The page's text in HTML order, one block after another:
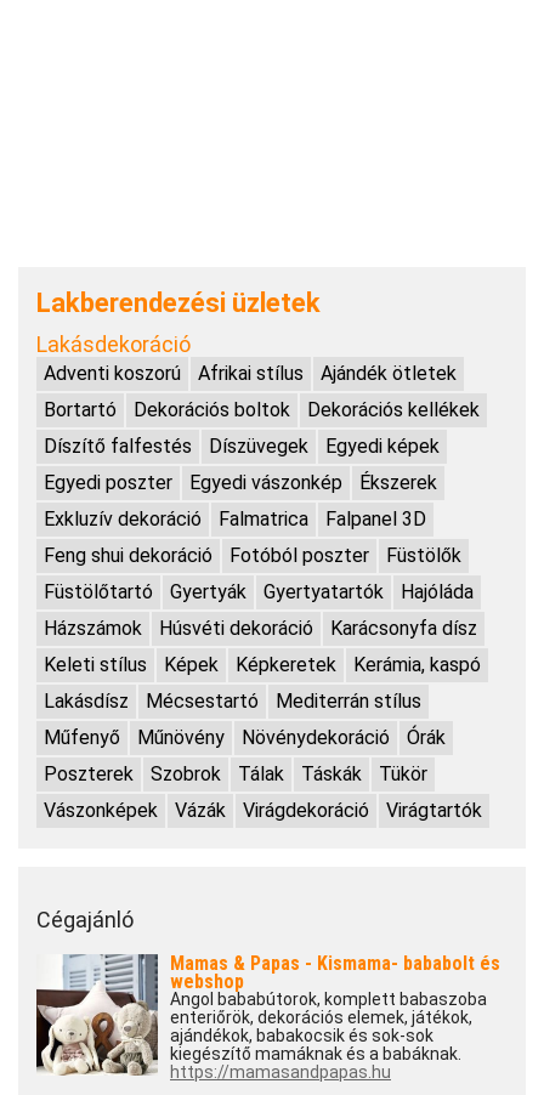
Lakberendezési üzletek
Lakásdekoráció
Adventi koszorú Afrikai stílus
Ajándék ötletek
Bortartó
Dekorációs boltok
Dekorációs kellékek
Díszítő falfestés
Díszüvegek
Egyedi képek
Egyedi poszter
Egyedi vászonkép
Ékszerek
Exkluzív dekoráció
Falmatrica
Falpanel 3D
Feng shui dekoráció
Fotóból poszter
Füstölők
Füstölőtartó
Gyertyák Gyertyatartók
Hajóláda
Házszámok
Húsvéti dekoráció
Karácsonyfa dísz
Keleti stílus
Képek Képkeretek
Kerámia, kaspó
Lakásdísz
Mécsestartó
Mediterrán stílus
Műfenyő
Műnövény Növénydekoráció
Órák
Poszterek
Szobrok Tálak Táskák
Tükör
Vászonképek
Vázák Virágdekoráció Virágtartók
Cégajánló
Mamas & Papas - Kismama- bababolt és
webshop
Angol bababútorok, komplett babaszoba
enteriőrök, dekorációs elemek, játékok,
ajándékok, babakocsik és sok-sok
kiegészítő mamáknak és a babáknak.
https://mamasandpapas.hu